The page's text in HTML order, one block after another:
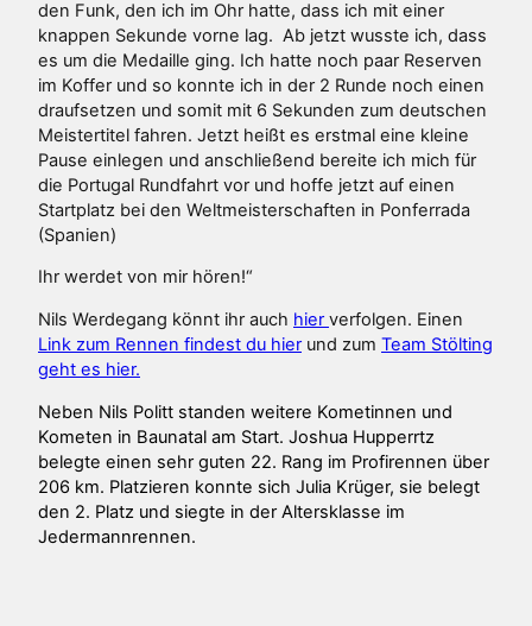
den Funk, den ich im Ohr hatte, dass ich mit einer
knappen Sekunde vorne lag. Ab jetzt wusste ich, dass
es um die Medaille ging. Ich hatte noch paar Reserven
im Koffer und so konnte ich in der 2 Runde noch einen
draufsetzen und somit mit 6 Sekunden zum deutschen
Meistertitel fahren. Jetzt heißt es erstmal eine kleine
Pause einlegen und anschließend bereite ich mich für
die Portugal Rundfahrt vor und hoffe jetzt auf einen
Startplatz bei den Weltmeisterschaften in Ponferrada
(Spanien)
Ihr werdet von mir hören!“
Nils Werdegang könnt ihr auch hier verfolgen. Einen
Link zum Rennen findest du hier und zum Team Stölting
geht es hier.
Neben Nils Politt standen weitere Kometinnen und
Kometen in Baunatal am Start. Joshua Hupperrtz
belegte einen sehr guten 22. Rang im Profirennen über
206 km. Platzieren konnte sich Julia Krüger, sie belegt
den 2. Platz und siegte in der Altersklasse im
Jedermannrennen.